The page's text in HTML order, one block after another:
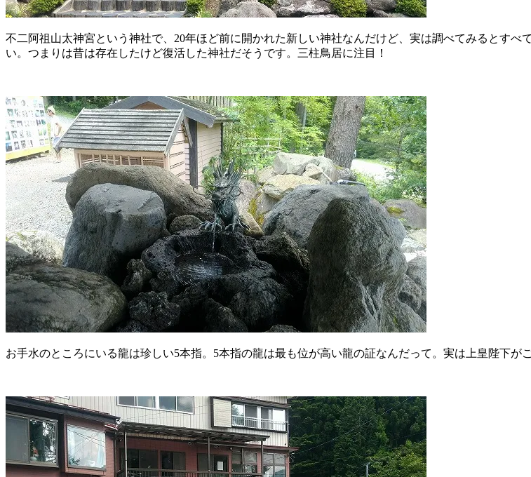
不二阿祖山太神宮という神社で、20年ほど前に開かれた新しい神社なんだけど、実は調べてみるとす
い。つまりは昔は存在したけど復活した神社だそうです。三柱鳥居に注目！
お手水のところにいる龍は珍しい5本指。5本指の龍は最も位が高い龍の証なんだって。実は上皇陛下が